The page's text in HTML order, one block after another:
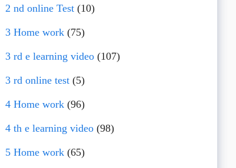
2 nd online Test(10)
3 Home work(75)
3 rd e learning video(107)
3 rd online test(5)
4 Home work(96)
4 th e learning video(98)
5 Home work(65)